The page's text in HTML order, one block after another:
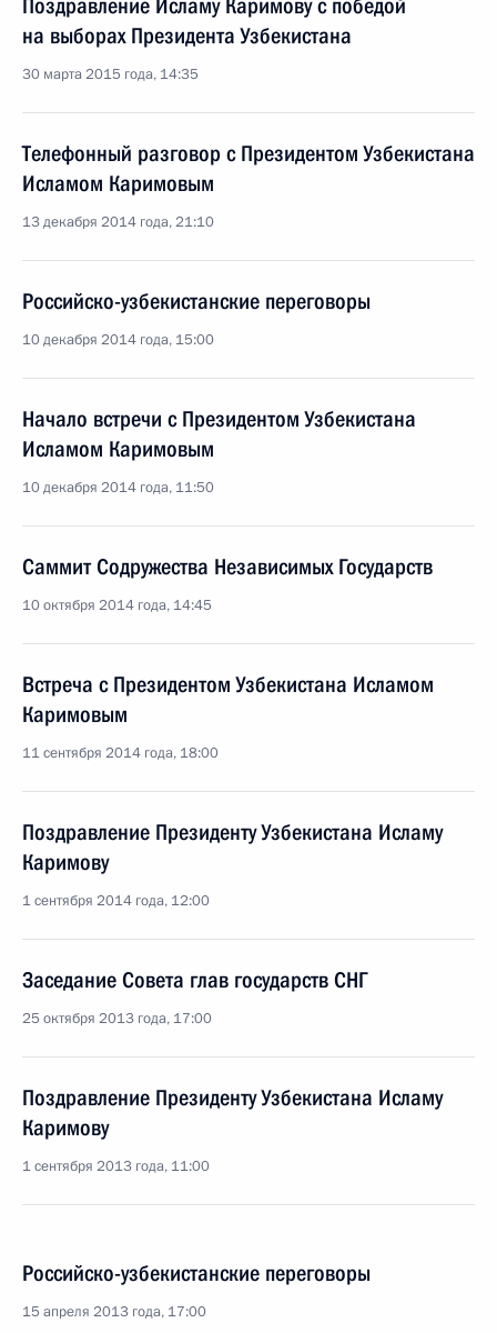
Поздравление Исламу Каримову с победой
на выборах Президента Узбекистана
30 марта 2015 года, 14:35
Телефонный разговор с Президентом Узбекистана
Исламом Каримовым
13 декабря 2014 года, 21:10
Российско-узбекистанские переговоры
10 декабря 2014 года, 15:00
Начало встречи с Президентом Узбекистана
Исламом Каримовым
10 декабря 2014 года, 11:50
Саммит Содружества Независимых Государств
10 октября 2014 года, 14:45
Встреча с Президентом Узбекистана Исламом
Каримовым
11 сентября 2014 года, 18:00
Поздравление Президенту Узбекистана Исламу
Каримову
1 сентября 2014 года, 12:00
Заседание Совета глав государств СНГ
25 октября 2013 года, 17:00
Поздравление Президенту Узбекистана Исламу
Каримову
1 сентября 2013 года, 11:00
Российско-узбекистанские переговоры
15 апреля 2013 года, 17:00